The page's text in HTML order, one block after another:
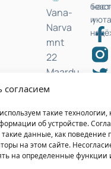
согласием
такие технологии,
об устройстве.
данные, как поведение
на этом сайте.
на определенные функции
Vana-
Narva
mnt
22
Maardu,
Estonia
и
защищены.